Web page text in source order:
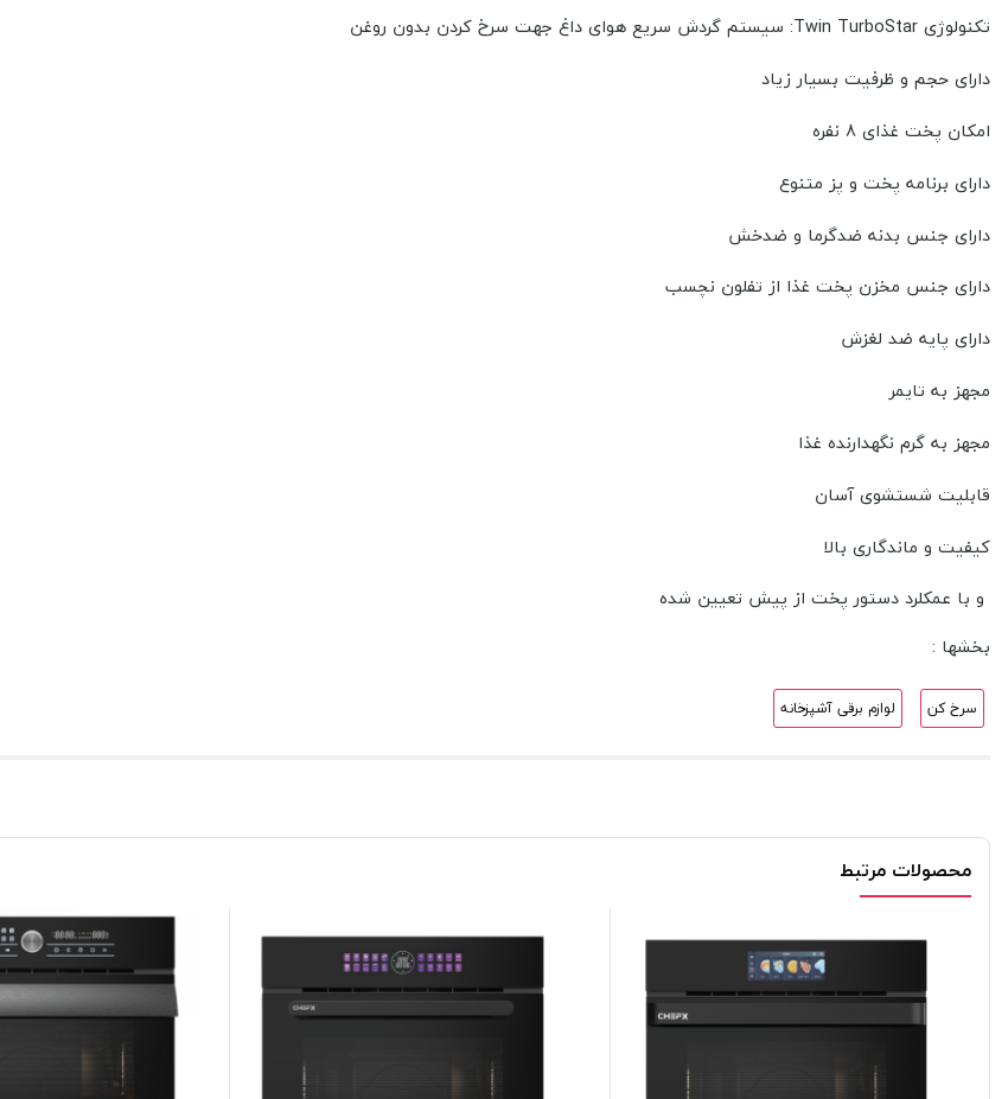
تکنولوژی Twin TurboStar: سیستم گردش سریع هوای داغ جهت سرخ کردن بدون روغن
دارای حجم و ظرفیت بسیار زیاد
امکان پخت غذای 8 نفره
دارای برنامه پخت و پز متنوع
دارای جنس بدنه ضدگرما و ضدخش
دارای جنس مخزن پخت غذا از تفلون نچسب
دارای پایه ضد لغزش
مجهز به تایمر
مجهز به گرم نگهدارنده غذا
قابلیت شستشوی آسان
کیفیت و ماندگاری بالا
و با عمکلرد دستور پخت از پیش تعیین شده
بخشها :
سرخ کن لوازم برقی آشپزخانه
محصولات مرتبط